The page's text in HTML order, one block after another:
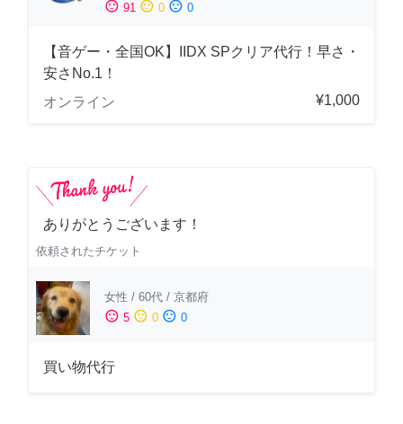
sentiment_satisfied 91 sentiment_neutral 0 sentiment_dissatisfied 0
【音ゲー・全国OK】IIDX SPクリア代行！早さ・
安さNo.1！
オンライン
¥1,000
ありがとうございます！
依頼されたチケット
女性 / 60代 / 京都府
sentiment_satisfied 5 sentiment_neutral 0 sentiment_dissatisfied 0
買い物代行